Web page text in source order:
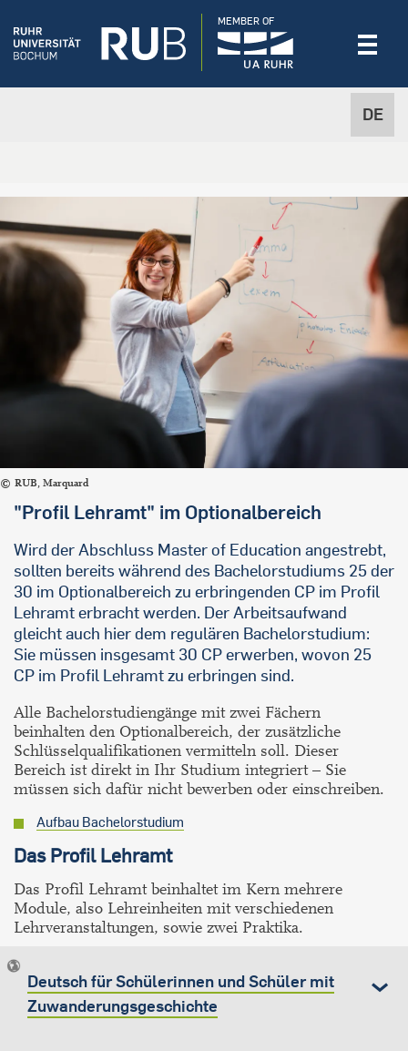
DE
MEMBER OF
RUB, Marquard
"Profil Lehramt" im Optionalbereich
Wird der Abschluss Master of Education angestrebt,
sollten bereits während des Bachelorstudiums 25 der
30 im Optionalbereich zu erbringenden CP im Profil
Lehramt erbracht werden. Der Arbeitsaufwand
gleicht auch hier dem regulären Bachelorstudium:
Sie müssen insgesamt 30 CP erwerben, wovon 25
CP im Profil Lehramt zu erbringen sind.
Alle Bachelorstudiengänge mit zwei Fächern
beinhalten den Optionalbereich, der zusätzliche
Schlüsselqualifikationen vermitteln soll. Dieser
Bereich ist direkt in Ihr Studium integriert – Sie
müssen sich dafür nicht bewerben oder einschreiben.
Aufbau Bachelorstudium
Das Profil Lehramt
Das Profil Lehramt beinhaltet im Kern mehrere
Module, also Lehreinheiten mit verschiedenen
Lehrveranstaltungen, sowie zwei Praktika.
Deutsch für Schülerinnen und Schüler mit
Zuwanderungsgeschichte